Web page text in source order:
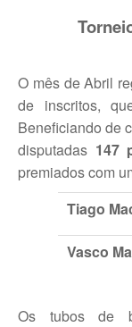
Fotos das
Boas Práticas,
Regras do Ténis
Links Úteis
Azinhaga da
Enviar E-mail
O mês de Abril
de inscritos,
Beneficiando de
disputadas 147
premiados com
Tiago
Vasco
Os tubos de